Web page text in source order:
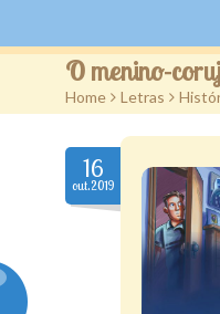
Eduque
Letras
Downloads
Atividades
O menino-
Home > Letras >
16
out.2019